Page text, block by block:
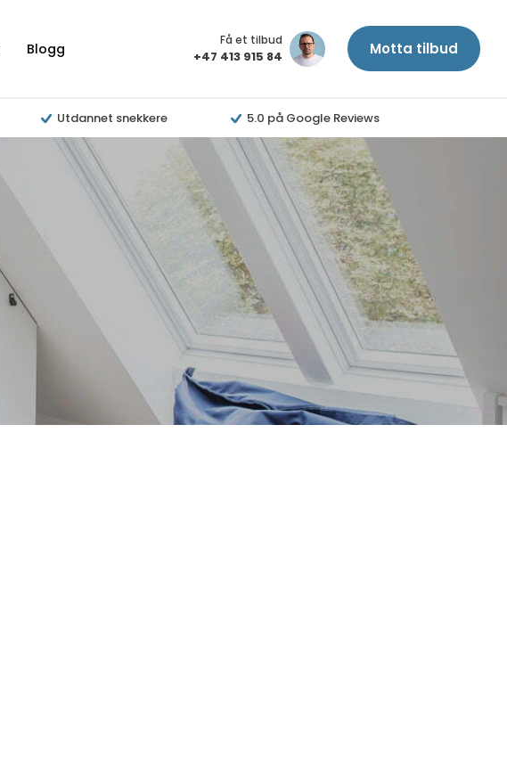
Blogg Få et tilbud
+47 413 915 84 Motta tilbud
Utdannet snekkere 5.0 på Google Reviews